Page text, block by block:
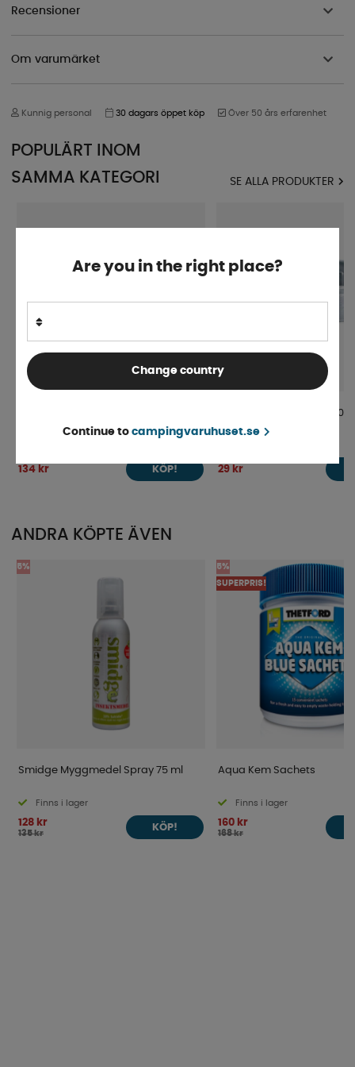
Recensioner
Om varumärket
Kunnig personal 30 dagars öppet köp Över 50 års erfarenhet
POPULÄRT INOM
SAMMA KATEGORI
SE ALLA PRODUKTER
134 kr KÖP!
Slangklämma Rostfritt 10-
29 kr
ANDRA KÖPTE ÄVEN
5%
Smidge Myggmedel Spray 75 ml
Finns i lager
128 kr
135 kr
KÖP!
5%
SUPERPRIS!
Aqua Kem Sachets
Finns i lager
160 kr
168 kr
Are you in the right place?
Change country
Continue to campingvaruhuset.se